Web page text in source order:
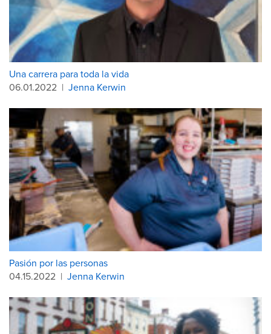
Una carrera para toda la vida
06.01.2022 | Jenna Kerwin
Pasión por las personas
04.15.2022 | Jenna Kerwin